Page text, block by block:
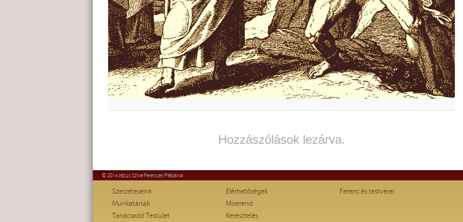
Hozzászólások lezárva.
© 2014 Jézus Szíve Ferences Plébánia
Szerzeteseink
Munkatársak
Tanácsadó Testület
Elérhetőségek
Miserend
Keresztelés
Ferenc és testvérei